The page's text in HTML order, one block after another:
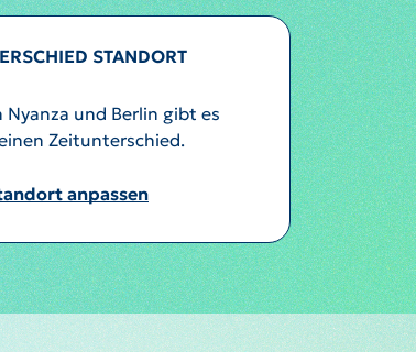
STANDORT
Nyanza und Berlin gibt es
Zeitunterschied.
anpassen